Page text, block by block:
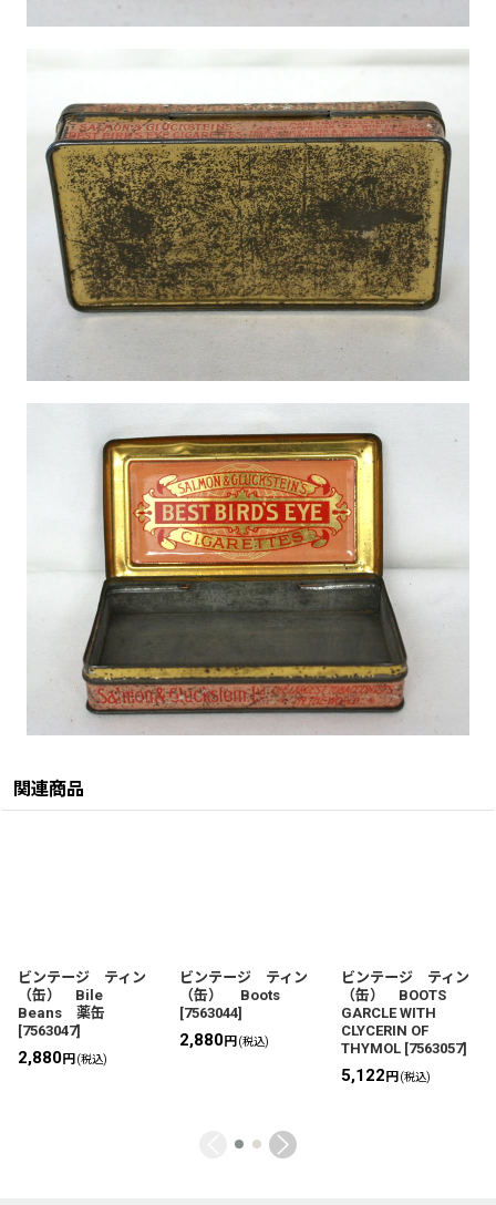
関連商品
ビンテージ ティン
（缶） Bile
Beans 薬缶
[7563047]
2,880円(税込)
ビンテージ ティン
（缶） Boots
[7563044]
2,880円(税込)
ビンテージ ティン
（缶） BOOTS
GARCLE WITH
CLYCERIN OF
THYMOL [7563057]
5,122円(税込)